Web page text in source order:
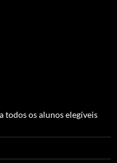
todos os alunos elegíveis